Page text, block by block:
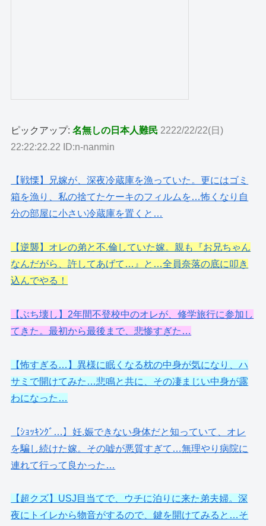
ピックアップ:名無しの日本人難民 2222/22/22(日)
22:22:22.22 ID:n-nanmin
【戦慄】兄嫁が、深夜冷蔵庫を漁っていた。更にはゴミ
箱を漁り、私の捨てたケーキのフィルムを…怖くなり自
分の部屋に小さい冷蔵庫を置くと…
【逆襲】オレの弟と不.倫していた嫁。親も『お兄ちゃん
なんだがら、許してあげて…』と…全員奈落の底に叩き
込んでやる！
【ぶち壊し】2年間不登校中のオレが、修学旅行に参加し
てきた。最初から最後まで、悲惨すぎた…
【怖すぎる…】異様に眠くなる枕の中身が気になり、ハ
サミで開けてみた…悲鳴と共に、その凄まじい中身が露
わになった…
【ｼｮｯｷﾝｸﾞ…】妊.娠できない身体だと知っていて、オレ
を騙し続けた嫁。その嘘が悪質すぎて…無理やり病院に
連れて行って良かった…
【超クズ】USJ目当てで、ウチに泊りに来た弟夫婦。深
夜にトイレから物音がするので、鍵を開けてみると…そ